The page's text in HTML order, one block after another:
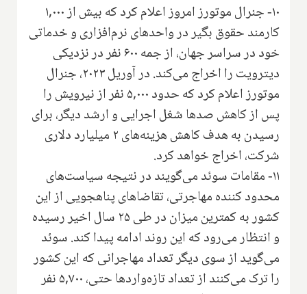
۱۰- جنرال موتورز امروز اعلام کرد که بیش از ۱,۰۰۰
کارمند حقوق بگیر در واحدهای نرم‌افزاری و خدماتی
خود در سراسر جهان، از جمه ۶۰۰ نفر در نزدیکی
دیترویت را اخراج می‌کند. در آوریل ۲۰۲۳، جنرال
موتورز اعلام کرد که حدود ۵,۰۰۰ نفر از نیرویش را
پس از کاهش صدها شغل اجرایی و ارشد دیگر، برای
رسیدن به هدف کاهش هزینه‌های ۲ میلیارد دلاری
شرکت، اخراج خواهد کرد.
۱۱- مقامات سوئد می‌گویند در نتیجه سیاست‌های
محدود کننده مهاجرتی، تقاضاهای پناهجویی از این
کشور به کمترین میزان در طی ۲۵ سال اخیر رسیده
و انتظار می‌رود که این روند ادامه پیدا کند. سوئد
می‌گوید از سوی دیگر تعداد مهاجرانی که این کشور
را ترک می‌کنند از تعداد تازه‌واردها حتی، ۵,۷۰۰ نفر